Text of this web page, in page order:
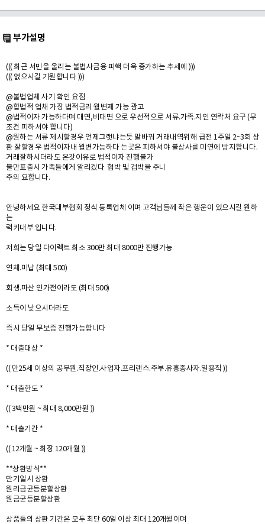
부가설명
((( 최근 서민을 울리는 불법사금융 피핵 더욱 증가하는 추세에 )))
((( 없으시길 기원합니다 )))
@불법업체 사기 확인 요점
@합법적 업채 가장 법적금리 월변제 가능 광고
@법적이자 가능하다며 대면,비대면 으로 우선적으로 서류.가족.지인 연락처 요구 (무
조건 피하셔야 합니다)
@원하는 서류 제시할경우 언제그랫냐는듯 말바꿔 거래내역위해 급전 1주일 2~3회 상
환 잘할경우 법적이자내 월변가능하다 는곳은 피하셔야 불상사를 미연에 방지합니다.
거래잘하시더라도 온갓이유로 법적이자 진행불가
불만표출시 가족들에게 알리겠다 협박 및 겁박을 주니
주의 요합니다.
안녕하세요 한국대부협회 정식 등록업체 이며 고객님들께 작은 행운이 있으시길 원하
는
럭키대부 입니다.
저희는 당일 다이렉트 최소 300만 최대 8000만 진행가능
연체.미납 (최대 500)
회생.파산 인가전이라도 (최대 500)
소득이 낮으시더라도
즉시 당일 무보증 진행가능합니다
* 대출대상 *
(( 만25세 이상의 공무원.직장인.사업자.프리랜스.주부.유흥종사자.일용직 ))
* 대출한도 *
(( 3백만원 ~ 최대 8,000만원 ))
* 대출기간 *
(( 12개월 ~ 최장 120개월 ))
**상환방식**
만기일시 상환
원리금균등분할상환
원금균등분할상환
상품들의 상환 기간은 모두 최단 60일 이상 최대 120개월이며